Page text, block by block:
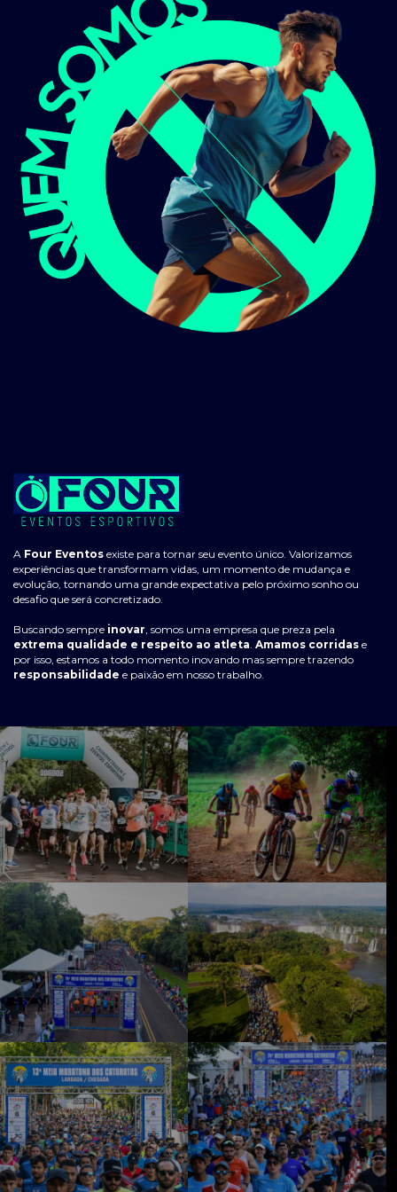
A Four Eventos existe para tornar seu evento único. Valorizamos
experiências que transformam vidas, um momento de mudança e
evolução, tornando uma grande expectativa pelo próximo sonho ou
desafio que será concretizado.
Buscando sempre inovar, somos uma empresa que preza pela
extrema qualidade e respeito ao atleta. Amamos corridas e
por isso, estamos a todo momento inovando mas sempre trazendo
responsabilidade e paixão em nosso trabalho.